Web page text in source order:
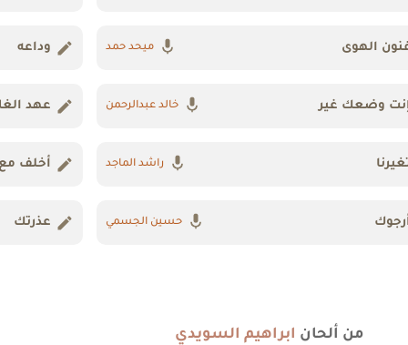
الهوى ميحد حمد وداعه
وضعك غير خالد عبدالرحمن عهد
راشد الماجد أخلف
حسين الجسمي عذرتك
من ألحان ابراهيم السويدي